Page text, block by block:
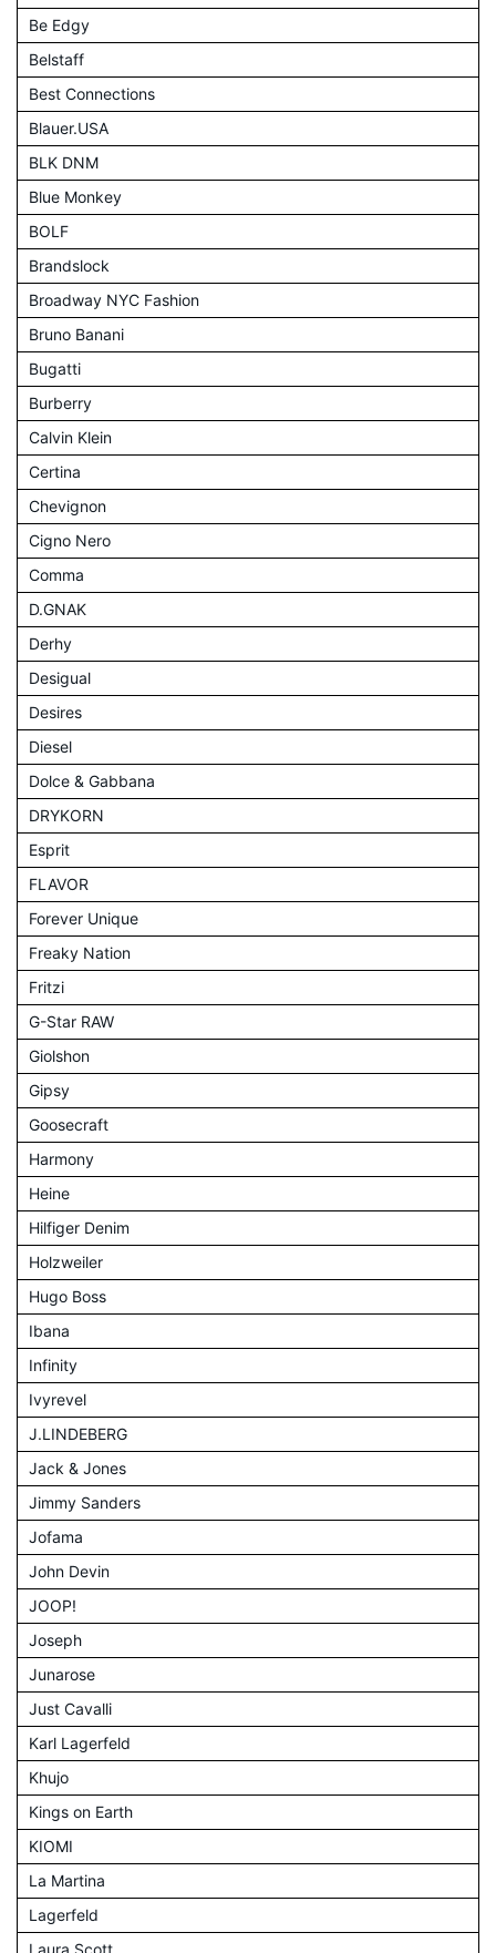
Be Edgy
Belstaff
Best Connections
Blauer.USA
BLK DNM
Blue Monkey
BOLF
Brandslock
Broadway NYC Fashion
Bruno Banani
Bugatti
Burberry
Calvin Klein
Certina
Chevignon
Cigno Nero
Comma
D.GNAK
Derhy
Desigual
Desires
Diesel
Dolce & Gabbana
DRYKORN
Esprit
FLAVOR
Forever Unique
Freaky Nation
Fritzi
G-Star RAW
Giolshon
Gipsy
Goosecraft
Harmony
Heine
Hilfiger Denim
Holzweiler
Hugo Boss
Ibana
Infinity
Ivyrevel
J.LINDEBERG
Jack & Jones
Jimmy Sanders
Jofama
John Devin
JOOP!
Joseph
Junarose
Just Cavalli
Karl Lagerfeld
Khujo
Kings on Earth
KIOMI
La Martina
Lagerfeld